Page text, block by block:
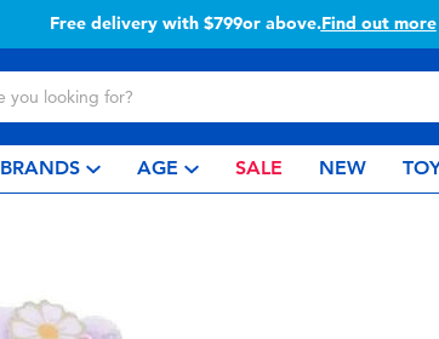
Free delivery with $799or above.Find out more
BRANDS AGE SALE NEW